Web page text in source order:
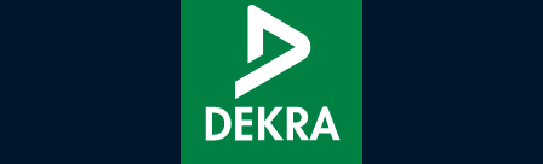
Cookies, die ggf. zur Einbettung und Bereitstellung
von Videos auf unserer Website gesetzt werden.